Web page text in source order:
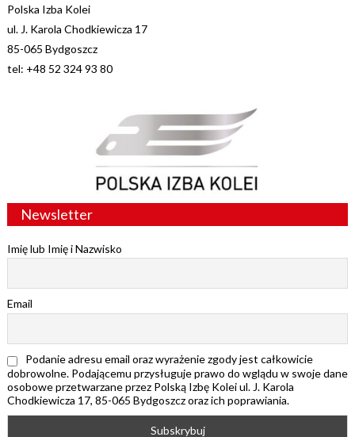
Polska Izba Kolei
ul. J. Karola Chodkiewicza 17
85-065 Bydgoszcz
tel: +48 52 324 93 80
Newsletter
Imię lub Imię i Nazwisko
Email
Podanie adresu email oraz wyrażenie zgody jest całkowicie
dobrowolne. Podającemu przysługuje prawo do wglądu w swoje dane
osobowe przetwarzane przez Polską Izbę Kolei ul. J. Karola
Chodkiewicza 17, 85-065 Bydgoszcz oraz ich poprawiania.